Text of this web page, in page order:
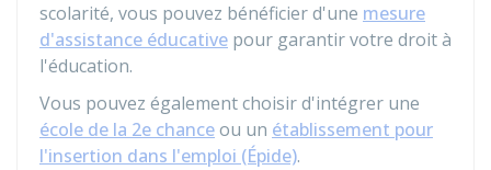
scolarité, vous pouvez bénéficier d'une mesure
d'assistance éducative pour garantir votre droit à
l'éducation.
Vous pouvez également choisir d'intégrer une
école de la 2e chanceou un établissement pour
l'insertion dans l'emploi (Épide).